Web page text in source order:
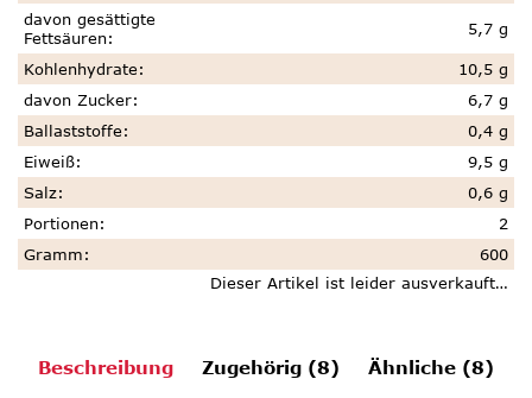
davon gesättigte
Fettsäuren: 5,7 g
Kohlenhydrate:
10,5 g
davon Zucker:
6,7 g
Ballaststoffe:
0,4 g
Eiweiß:
9,5 g
Salz:
0,6 g
Portionen:
2
Gramm:
600
Dieser Artikel ist leider ausverkauft…
Beschreibung Zugehörig (8) Ähnliche (8)